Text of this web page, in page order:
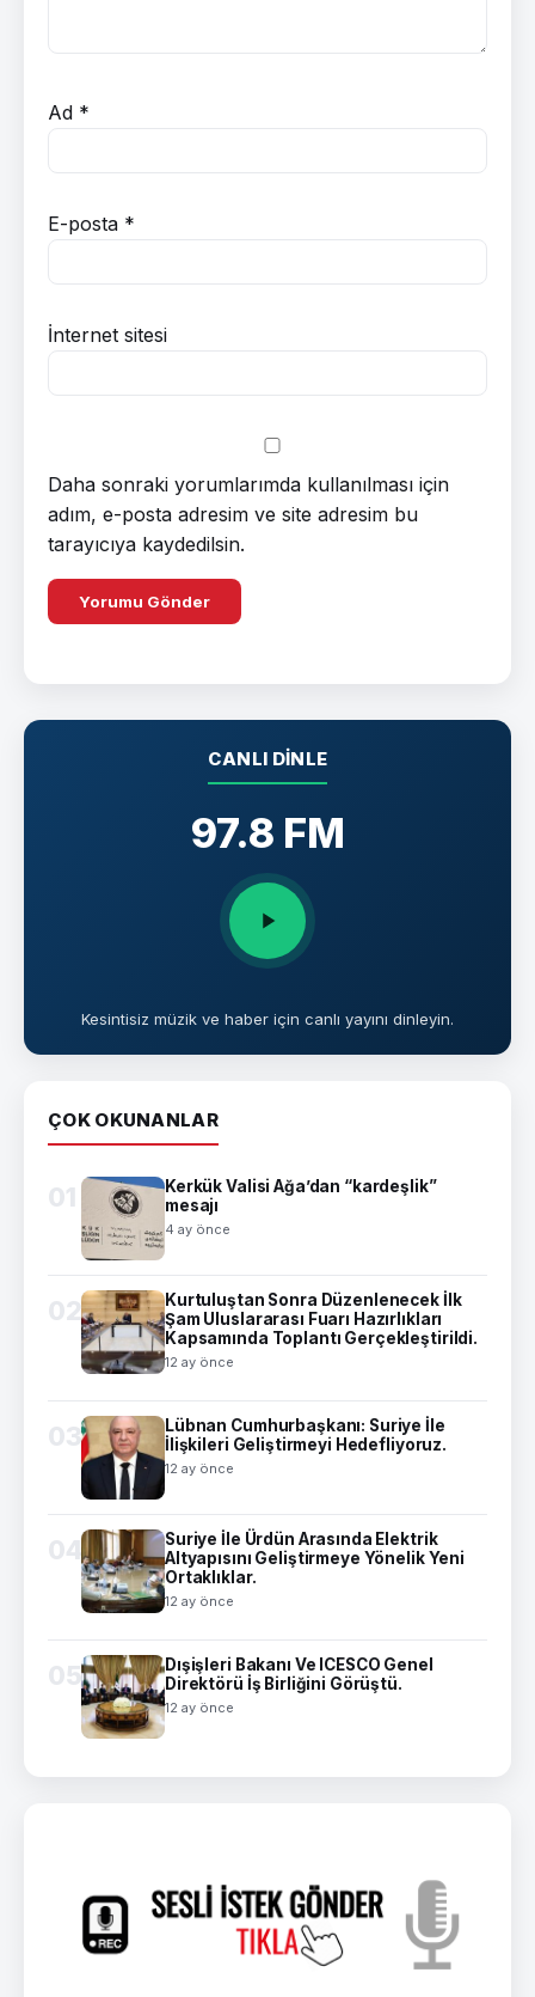
Ad *
E-posta *
İnternet sitesi
Daha sonraki yorumlarımda kullanılması için
adım, e-posta adresim ve site adresim bu
tarayıcıya kaydedilsin.
CANLI DINLE
97.8 FM
Kesintisiz müzik ve haber için canlı yayını dinleyin.
ÇOK OKUNANLAR
01
Kerkük Valisi Ağa’dan “kardeşlik”
mesajı
4 ay önce
02
Kurtuluştan Sonra Düzenlenecek İlk
Şam Uluslararası Fuarı Hazırlıkları
Kapsamında Toplantı Gerçekleştirildi.
12 ay önce
03
Lübnan Cumhurbaşkanı: Suriye İle
İlişkileri Geliştirmeyi Hedefliyoruz.
12 ay önce
04
Suriye İle Ürdün Arasında Elektrik
Altyapısını Geliştirmeye Yönelik Yeni
Ortaklıklar.
12 ay önce
05
Dışişleri Bakanı Ve ICESCO Genel
Direktörü İş Birliğini Görüştü.
12 ay önce